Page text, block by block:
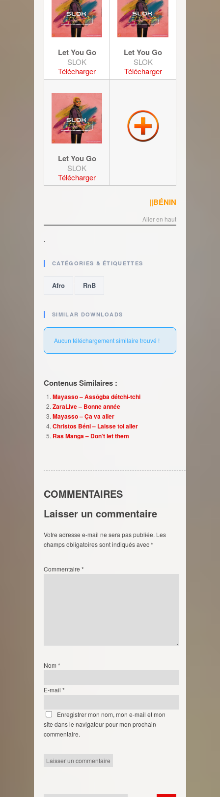
Let You Go
SLOK
Télécharger
Let You Go
SLOK
Télécharger
Let You Go
SLOK
Télécharger
||BÉNIN
Aller en haut
.
CATÉGORIES & ÉTIQUETTES
Afro RnB
SIMILAR DOWNLOADS
Aucun téléchargement similaire trouvé !
Contenus Similaires :
Mayasso – Assôgba détchi-tchi
ZaraLive – Bonne année
Mayasso – Ça va aller
Christos Béni – Laisse toi aller
Ras Manga – Don’t let them
COMMENTAIRES
Laisser un commentaire
Votre adresse e-mail ne sera pas publiée. Les
champs obligatoires sont indiqués avec*
Commentaire *
Nom *
E-mail *
Enregistrer mon nom, mon e-mail et mon
site dans le navigateur pour mon prochain
commentaire.